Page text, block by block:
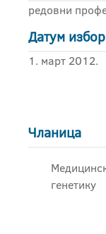
редовни
Датум
1. март 2012.
Чланица
генетику